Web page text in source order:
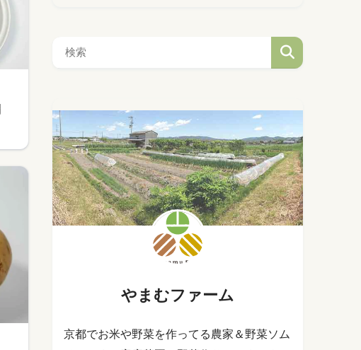
やまむファーム
京都でお米や野菜を作ってる農家＆野菜ソム